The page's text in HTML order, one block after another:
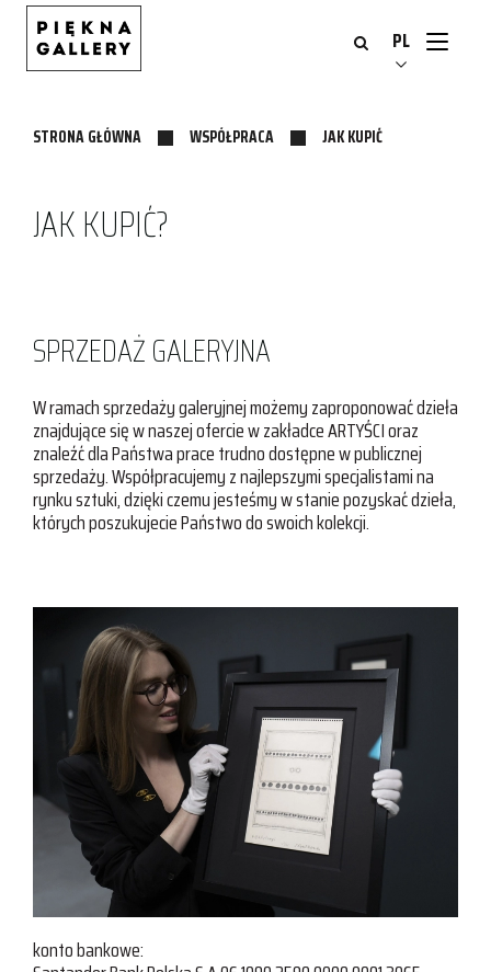
Przejdź
treści
Strona
główna PL
STRONA GŁÓWNA WSPÓŁPRACA JAK KUPIĆ
JAK KUPIĆ?
SPRZEDAŻ GALERYJNA
W ramach sprzedaży galeryjnej możemy zaproponować dzieła
znajdujące się w naszej ofercie w zakładce ARTYŚCI oraz
znaleźć dla Państwa prace trudno dostępne w publicznej
sprzedaży. Współpracujemy z najlepszymi specjalistami na
rynku sztuki, dzięki czemu jesteśmy w stanie pozyskać dzieła,
których poszukujecie Państwo do swoich kolekcji.
konto bankowe: